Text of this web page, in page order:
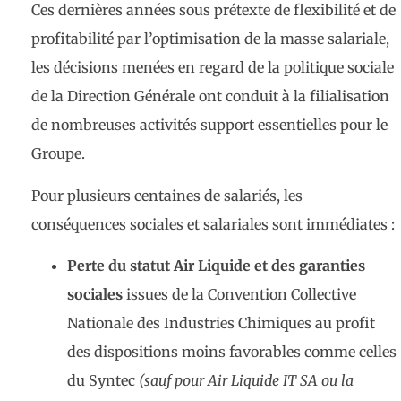
Ces dernières années sous prétexte de flexibilité et de
profitabilité par l’optimisation de la masse salariale,
les décisions menées en regard de la politique sociale
de la Direction Générale ont conduit à la filialisation
de nombreuses activités support essentielles pour le
Groupe.
Pour plusieurs centaines de salariés, les
conséquences sociales et salariales sont immédiates :
Perte du statut Air Liquide et des garanties
sociales issues de la Convention Collective
Nationale des Industries Chimiques au profit
des dispositions moins favorables comme celles
du Syntec (sauf pour Air Liquide IT SA ou la